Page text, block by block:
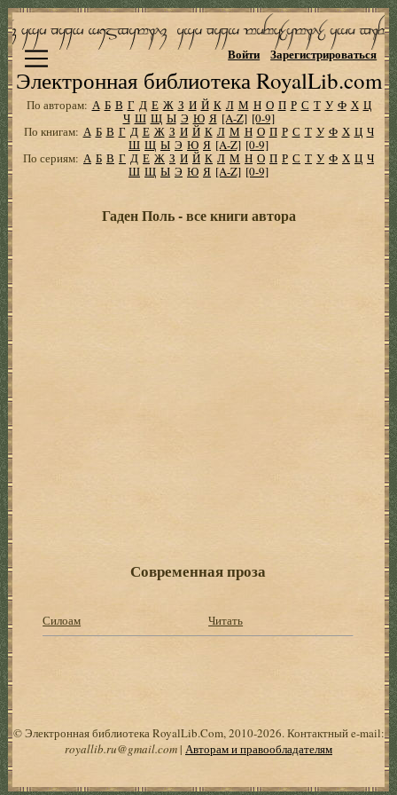
Электронная библиотека RoyalLib.com
Войти Зарегистрироваться
По авторам: А Б В Г Д Е Ж З И Й К Л М Н О П Р С Т У Ф Х Ц
Ч Ш Щ Ы Э Ю Я [A-Z] [0-9]
По книгам: А Б В Г Д Е Ж З И Й К Л М Н О П Р С Т У Ф Х Ц Ч
Ш Щ Ы Э Ю Я [A-Z] [0-9]
По сериям: А Б В Г Д Е Ж З И Й К Л М Н О П Р С Т У Ф Х Ц Ч
Ш Щ Ы Э Ю Я [A-Z] [0-9]
Гаден Поль - все книги автора
Современная проза
Силоам Читать
© Электронная библиотека RoyalLib.Com, 2010-2026. Контактный e-mail:
royallib.ru@gmail.com| Авторам и правообладателям